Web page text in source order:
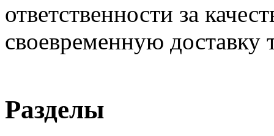
ответственности за
своевременную доставку
Разделы